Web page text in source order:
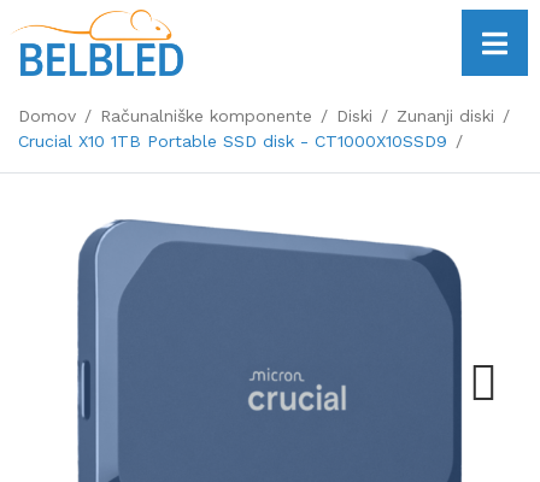
Domov Računalniške komponente Diski
Zunanji diski
Crucial X10 1TB Portable SSD disk - CT1000X10SSD9